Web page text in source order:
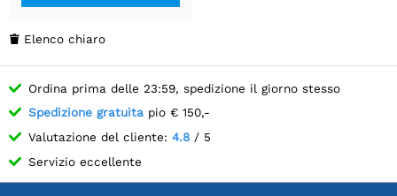
 Elenco chiaro
Ordina prima delle 23:59, spedizione il giorno stesso
Spedizione gratuita pio € 150,-
Valutazione del cliente: 4.8 / 5
Servizio eccellente